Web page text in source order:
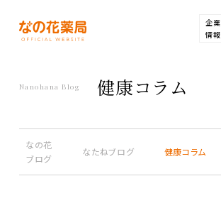
企業
情報
Nanohana Blog 健康コラム
なの花
ブログ
なたねブログ 健康コラム